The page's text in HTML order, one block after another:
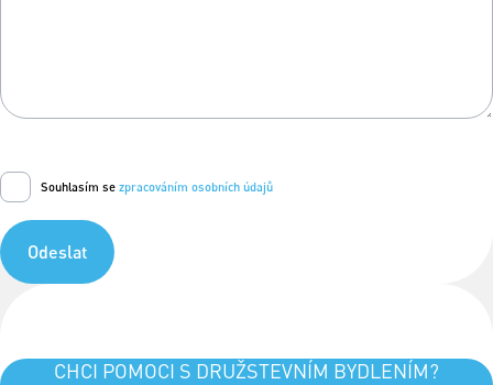
Souhlasím se zpracováním osobních údajů
Odeslat
CHCI POMOCI S DRUŽSTEVNÍM BYDLENÍM?